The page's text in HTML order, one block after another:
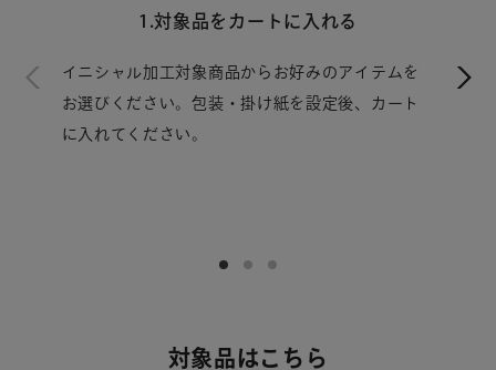
1.対象品をカートに入れる
イニシャル加工対象商品からお好みのアイテムを
お選びください。包装・掛け紙を設定後、カート
に入れてください。
対象品はこちら